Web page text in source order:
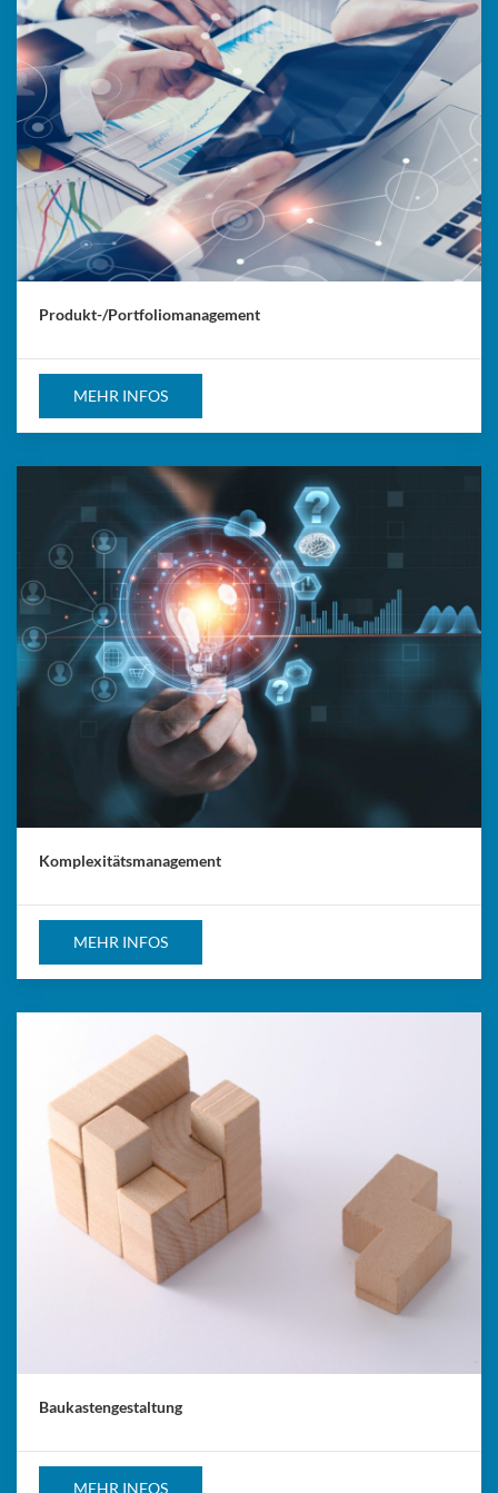
Produkt-/Portfoliomanagement
MEHR INFOS
Komplexitätsmanagement
MEHR INFOS
Baukastengestaltung
MEHR INFOS